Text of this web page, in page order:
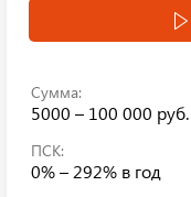
Сумма:
5000 – 100 000 руб.
ПСК:
0% – 292% в год